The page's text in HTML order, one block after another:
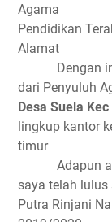
Agama
Pendidikan
Alamat
Dengan
dari Penyuluh
Desa Suela
lingkup kantor
timur
Adapun
saya telah
Putra Rinjani